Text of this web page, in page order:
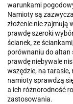
warunkami
Namioty są
złożenie nie zajmują
prawdę szeroki
ścianek, ze
porównaniu do altan
prawdę niebywale
wszędzie, na tarasie,
namioty sprawdzą
a ich różnorodność
zastosowania.